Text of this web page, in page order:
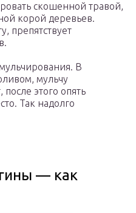
скошенной травой,
корой деревьев.
препятствует
В
мульчу
этого опять
Так надолго
— как